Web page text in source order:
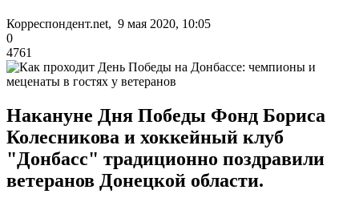
Корреспондент.net, 9 мая 2020, 10:05
0
4761
Накануне Дня Победы Фонд Бориса
Колесникова и хоккейный клуб
"Донбасс" традиционно поздравили
ветеранов Донецкой области.